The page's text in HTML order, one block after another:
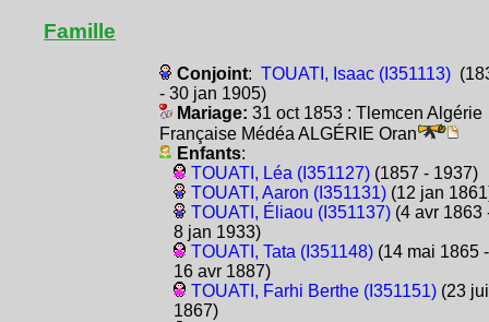
Famille
Conjoint: TOUATI, Isaac (I351113)
- 30 jan 1905)
Mariage: 31 oct 1853 : Tlemcen Algérie
Française Médéa ALGÉRIE Oran
Enfants:
TOUATI, Léa (I351127)(1857 - 1937)
TOUATI, Aaron (I351131)(12 jan
TOUATI, Éliaou (I351137)(4 avr 1863
8 jan 1933)
TOUATI, Tata (I351148)(14 mai 1865 -
16 avr 1887)
TOUATI, Farhi Berthe (I351151)(23
1867)